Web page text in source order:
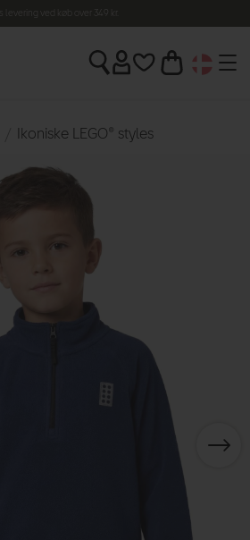
14 dages fortrydelsesret
Ikoniske LEGO® styles